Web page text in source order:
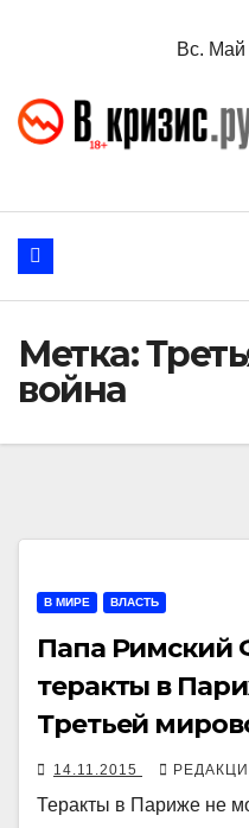
Вс. Май
Метка:
война
В МИРЕ ВЛАСТЬ
Папа Римский
теракты в
Третьей
14.11.2015
Теракты в Париже не